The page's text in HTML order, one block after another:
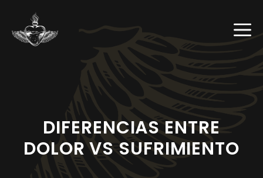
contenido
DIFERENCIAS ENTRE
DOLOR VS SUFRIMIENTO